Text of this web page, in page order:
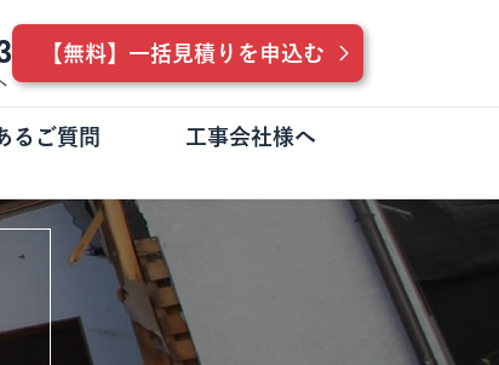
【無料】一括見積りを申込む
るご質問 工事会社様へ